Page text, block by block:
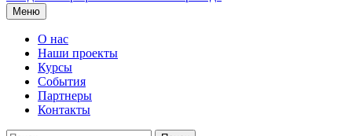
Перейти
к
содержимому
Меню
О нас
Наши проекты
Курсы
События
Партнеры
Контакты